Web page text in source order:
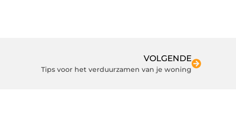
VOLGENDE
Tips voor het verduurzamen van je woning